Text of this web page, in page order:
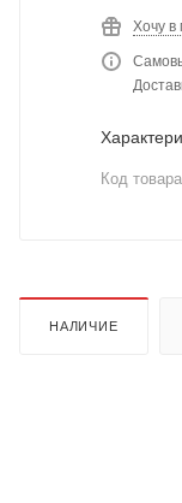
Хочу в
Код товара
НАЛИЧИЕ